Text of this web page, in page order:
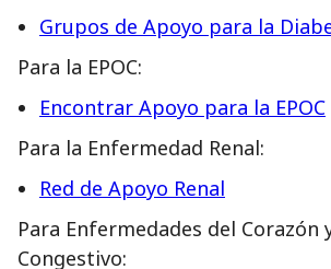
Grupos de Apoyo para la
Para la EPOC:
Encontrar Apoyo para la EPOC
Para la Enfermedad Renal:
Red de Apoyo Renal
Para Enfermedades del Corazón
Congestivo: